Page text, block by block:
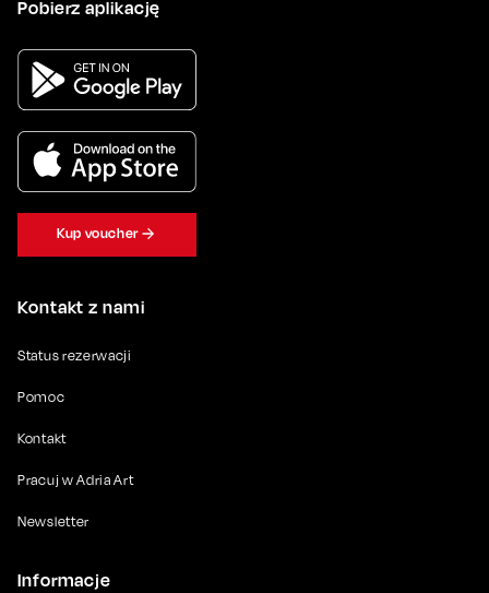
Kontakt z nami
Status rezerwacji
Pomoc
Kontakt
Pracuj w Adria Art
Newsletter
Informacje
Pobierz aplikację
Kup voucher